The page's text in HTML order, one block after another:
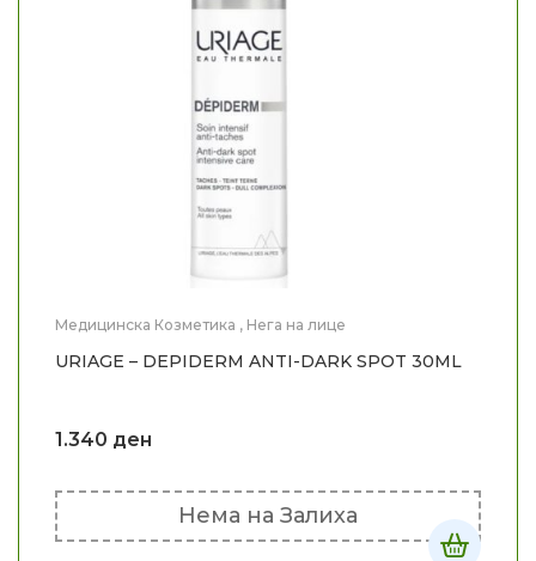
Медицинска Козметика , Нега на лице
URIAGE – DEPIDERM ANTI-DARK SPOT 30ML
1.340 ден
Нема на Залиха